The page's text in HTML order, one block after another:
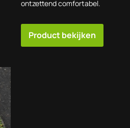
ontzettend comfortabel.
Product bekijken